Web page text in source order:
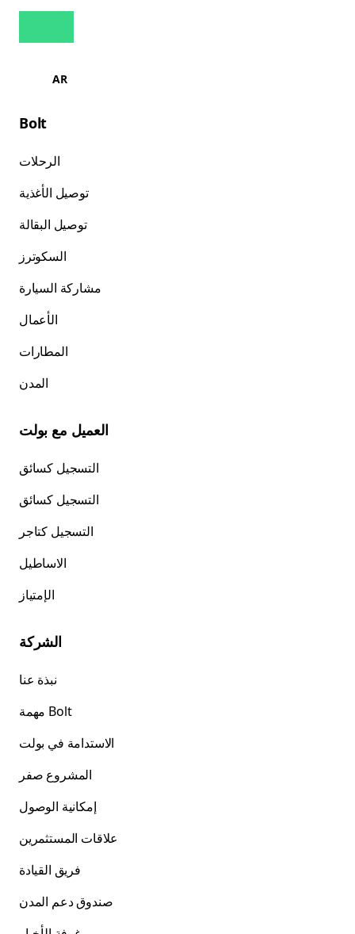
AR
Bolt
الرحلات
توصيل الأغذية
توصيل البقالة
السكوترز
مشاركة السيارة
الأعمال
المطارات
المدن
العميل مع بولت
التسجيل كسائق
التسجيل كسائق
التسجيل كتاجر
الاساطيل
الإمتياز
الشركة
نبذة عنا
مهمة Bolt
الاستدامة في بولت
المشروع صفر
إمكانية الوصول
علاقات المستثمرين
فريق القيادة
صندوق دعم المدن